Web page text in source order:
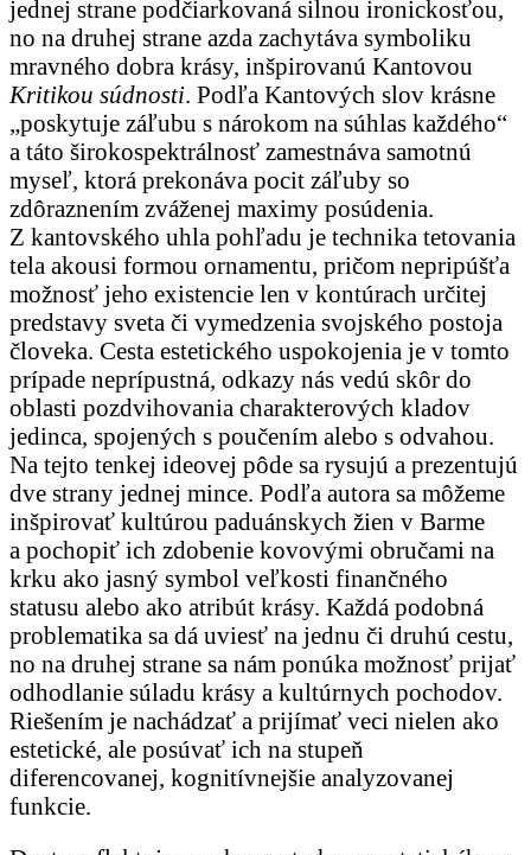
jednej strane podčiarkovaná silnou ironickosťou,
no na druhej strane azda zachytáva symboliku
mravného dobra krásy, inšpirovanú Kantovou
Kritikou súdnosti. Podľa Kantových slov krásne
„poskytuje záľubu s nárokom na súhlas každého“
a táto širokospektrálnosť zamestnáva samotnú
myseľ, ktorá prekonáva pocit záľuby so
zdôraznením zváženej maximy posúdenia.
Z kantovského uhla pohľadu je technika tetovania
tela akousi formou ornamentu, pričom nepripúšťa
možnosť jeho existencie len v kontúrach určitej
predstavy sveta či vymedzenia svojského postoja
človeka. Cesta estetického uspokojenia je v tomto
prípade neprípustná, odkazy nás vedú skôr do
oblasti pozdvihovania charakterových kladov
jedinca, spojených s poučením alebo s odvahou.
Na tejto tenkej ideovej pôde sa rysujú a prezentujú
dve strany jednej mince. Podľa autora sa môžeme
inšpirovať kultúrou paduánskych žien v Barme
a pochopiť ich zdobenie kovovými obručami na
krku ako jasný symbol veľkosti finančného
statusu alebo ako atribút krásy. Každá podobná
problematika sa dá uviesť na jednu či druhú cestu,
no na druhej strane sa nám ponúka možnosť prijať
odhodlanie súladu krásy a kultúrnych pochodov.
Riešením je nachádzať a prijímať veci nielen ako
estetické, ale posúvať ich na stupeň
diferencovanej, kognitívnejšie analyzovanej
funkcie.